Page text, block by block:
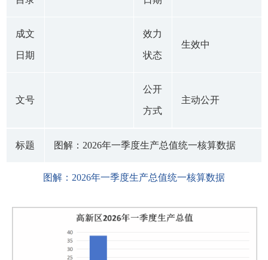
成文
日期
效力
状态
生效中
文号
公开
方式
主动公开
标题 图解：2026年一季度生产总值统一核算数据
图解：2026年一季度生产总值统一核算数据